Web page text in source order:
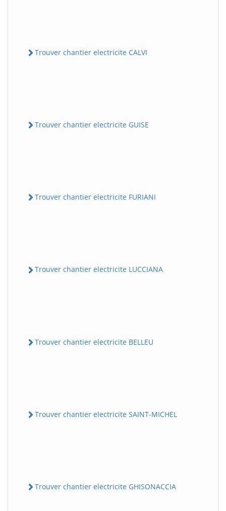
Trouver chantier electricite CALVI
Trouver chantier electricite GUISE
Trouver chantier electricite FURIANI
Trouver chantier electricite LUCCIANA
Trouver chantier electricite BELLEU
Trouver chantier electricite SAINT-MICHEL
Trouver chantier electricite GHISONACCIA